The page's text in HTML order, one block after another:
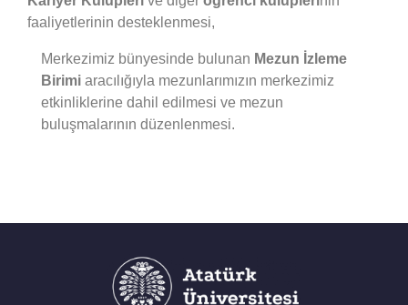
faaliyetlerinin desteklenmesi,
Merkezimiz bünyesinde bulunan Mezun İzleme
Birimi aracılığıyla mezunlarımızın merkezimiz
etkinliklerine dahil edilmesi ve mezun
buluşmalarının düzenlenmesi.